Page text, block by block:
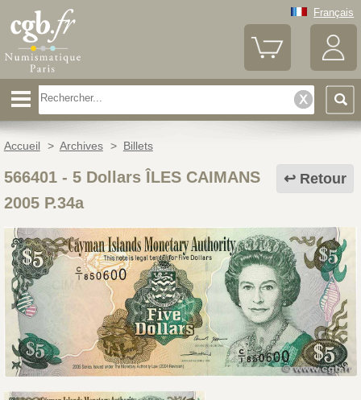
Français
Accueil > Archives > Billets
Retour
566401- 5 Dollars ÎLES CAIMANS
2005 P.34a